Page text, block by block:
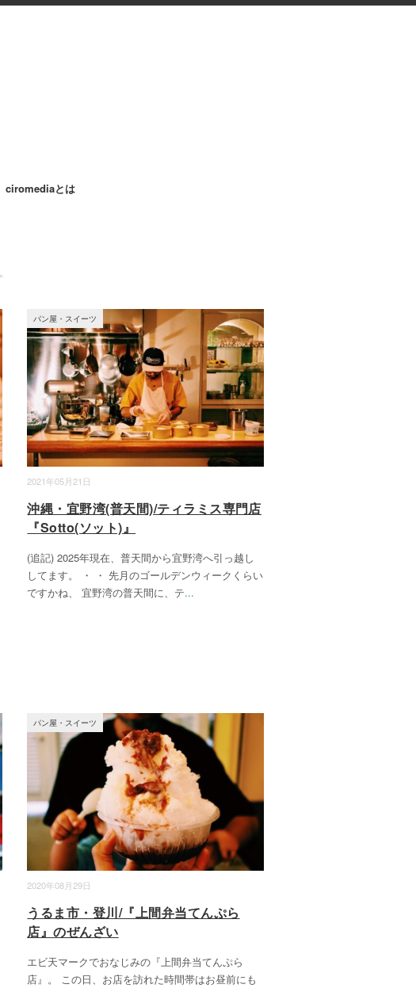
ciromediaとは
2021年05月21日
パン屋・スイーツ
沖縄・宜野湾(普天間)/ティラミス専門店
『Sotto(ソット)』
(追記) 2025年現在、普天間から宜野湾へ引っ越し
してます。 ・ ・ 先月のゴールデンウィークくらい
ですかね、 宜野湾の普天間に、テ...
2020年08月29日
パン屋・スイーツ
うるま市・登川/『上間弁当てんぷら
店』のぜんざい
エビ天マークでおなじみの『上間弁当てんぷら
店』。 この日、お店を訪れた時間帯はお昼前にも